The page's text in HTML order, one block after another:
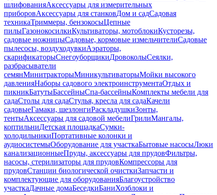
шлифованияАксессуары для измерительных
приборовАксессуары для станковДом и садСадовая
техникаТриммеры, бензокосыЦепные
пилыГазонокосилкиКультиваторы, мотоблокиКусторезы,
садовые ножницыСадовые, кормовые измельчителиСадовые
пылесосы, воздуходувкиАэраторы,
скарификаторыСнегоуборщикиДровоколыСеялки,
разбрасыватели
семянМинитракторыМиникультиваторыМойки высокого
давленияНаборы садового электроинструментаОтдых и
пикникБатутыБассейныСпа-бассейныКомплекты мебели для
садаСтолы для садаСтулья, кресла для садаКачели
садовыеГамаки, шезлонгиРаскладушкиЗонты,
тентыАксессуары для садовой мебелиГрилиМангалы,
коптильниДетская площадкаСумки-
холодильникиПортативные колонки и
аудиосистемыОборудование для участкаБытовые насосыЛюки
канализационныеПруды, аксессуары для прудовФильтры,
насосы, стерилизаторы для прудовКомпрессоры для
прудовСтанции биологической очисткиЗапчасти и
комплектующие для оборудованияБлагоустройство
участкаДачные домаБеседкиБаниХозблоки и